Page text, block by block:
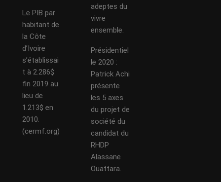
Le PIB par
habitant de
la Côte
d’Ivoire
s’établissai
t à 2.286$
fin 2019 au
lieu de
1.213$ en
2010.
(cermf.org)
adeptes du
vivre
ensemble.
Présidentiel
le 2020 :
Patrick Achi
présente
les 5 axes
du projet de
société du
candidat du
RHDP
Alassane
Ouattara.